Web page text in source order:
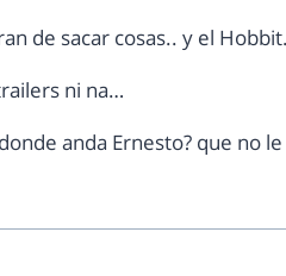
de sacar cosas.. y el
ni na…
anda Ernesto? que no